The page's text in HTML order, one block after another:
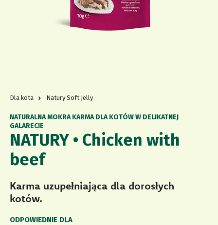
Dla kota Natury Soft Jelly
NATURY • Chicken with
beef
NATURALNA MOKRA KARMA DLA KOTÓW W DELIKATNEJ
GALARECIE
Karma uzupełniająca dla dorosłych
kotów.
ODPOWIEDNIE DLA